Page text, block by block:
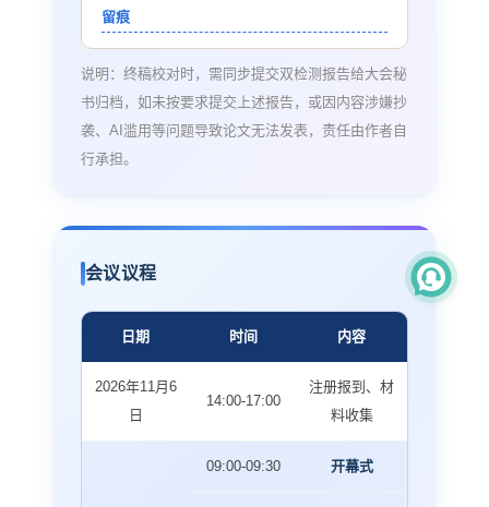
留痕
说明：终稿校对时，需同步提交双检测报告给大会秘
书归档，如未按要求提交上述报告，或因内容涉嫌抄
袭、AI滥用等问题导致论文无法发表，责任由作者自
行承担。
会议议程
日期 时间 内容
2026年11月6
日
14:00-17:00
注册报到、材
料收集
09:00-09:30 开幕式